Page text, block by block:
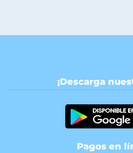
¡Descarga
Pagos en